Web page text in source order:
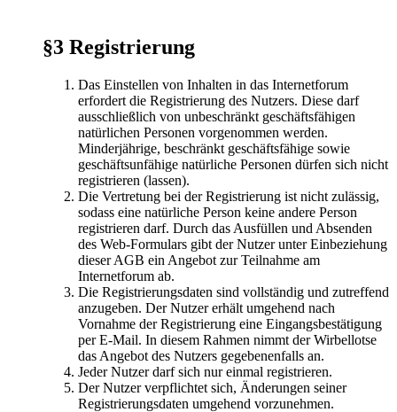
§3 Registrierung
Das Einstellen von Inhalten in das Internetforum
erfordert die Registrierung des Nutzers. Diese darf
ausschließlich von unbeschränkt geschäftsfähigen
natürlichen Personen vorgenommen werden.
Minderjährige, beschränkt geschäftsfähige sowie
geschäftsunfähige natürliche Personen dürfen sich nicht
registrieren (lassen).
Die Vertretung bei der Registrierung ist nicht zulässig,
sodass eine natürliche Person keine andere Person
registrieren darf. Durch das Ausfüllen und Absenden
des Web-Formulars gibt der Nutzer unter Einbeziehung
dieser AGB ein Angebot zur Teilnahme am
Internetforum ab.
Die Registrierungsdaten sind vollständig und zutreffend
anzugeben. Der Nutzer erhält umgehend nach
Vornahme der Registrierung eine Eingangsbestätigung
per E-Mail. In diesem Rahmen nimmt der Wirbellotse
das Angebot des Nutzers gegebenenfalls an.
Jeder Nutzer darf sich nur einmal registrieren.
Der Nutzer verpflichtet sich, Änderungen seiner
Registrierungsdaten umgehend vorzunehmen.